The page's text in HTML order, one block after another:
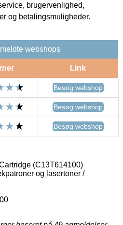
brugervenlighed,
og betalingsmuligheder.
webshops
Link
Besøg webshop
Besøg webshop
Besøg webshop
(C13T614100)
og lasertoner /